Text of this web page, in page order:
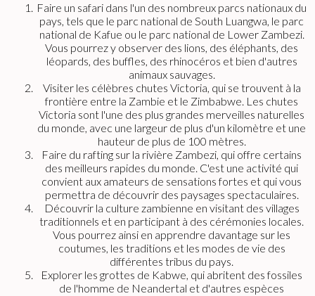
Faire un safari dans l'un des nombreux parcs nationaux du
pays, tels que le parc national de South Luangwa, le parc
national de Kafue ou le parc national de Lower Zambezi.
Vous pourrez y observer des lions, des éléphants, des
léopards, des buffles, des rhinocéros et bien d'autres
animaux sauvages.
Visiter les célèbres chutes Victoria, qui se trouvent à la
frontière entre la Zambie et le Zimbabwe. Les chutes
Victoria sont l'une des plus grandes merveilles naturelles
du monde, avec une largeur de plus d'un kilomètre et une
hauteur de plus de 100 mètres.
Faire du rafting sur la rivière Zambezi, qui offre certains
des meilleurs rapides du monde. C'est une activité qui
convient aux amateurs de sensations fortes et qui vous
permettra de découvrir des paysages spectaculaires.
Découvrir la culture zambienne en visitant des villages
traditionnels et en participant à des cérémonies locales.
Vous pourrez ainsi en apprendre davantage sur les
coutumes, les traditions et les modes de vie des
différentes tribus du pays.
Explorer les grottes de Kabwe, qui abritent des fossiles
de l'homme de Neandertal et d'autres espèces